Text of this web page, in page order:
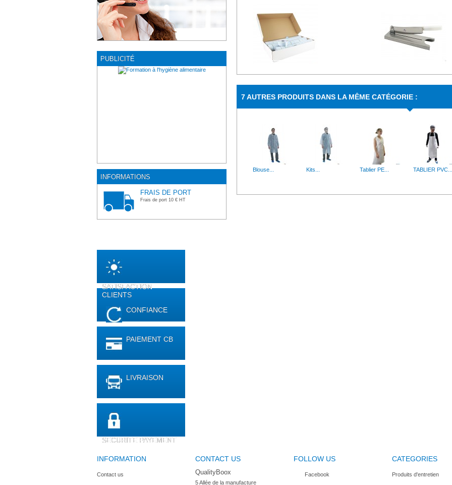
PUBLICITÉ
INFORMATIONS
FRAIS DE PORT
Frais de port 10 € HT
Etiquettes...
Etiquettes blanches idéales pour indiquer une...
Coupe pain inox
Descriptif : Le coupe-pain
kit visiteur jetable COLIS DE 100 idéal pour...
Thermomètre...
Idéal pour réaliser des prises
7 AUTRES PRODUITS DANS LA MÊME CATÉGORIE :
Blouse... Kits... Tablier PE... TABLIER PVC...
SATISFACTION
CLIENTS
CONFIANCE
PAIEMENT CB
LIVRAISON
SECURITE PAYEMENT
INFORMATION
Contact us
CONTACT US
QualityBoox
5 Allée de la manufacture
FOLLOW US
Facebook
CATEGORIES
Produits d'entretien